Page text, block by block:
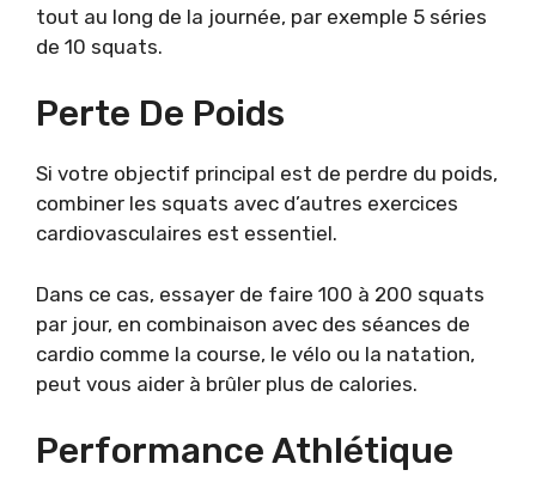
tout au long de la journée, par exemple 5 séries
de 10 squats.
Perte De Poids
Si votre objectif principal est de perdre du poids,
combiner les squats avec d’autres exercices
cardiovasculaires est essentiel.
Dans ce cas, essayer de faire 100 à 200 squats
par jour, en combinaison avec des séances de
cardio comme la course, le vélo ou la natation,
peut vous aider à brûler plus de calories.
Performance Athlétique